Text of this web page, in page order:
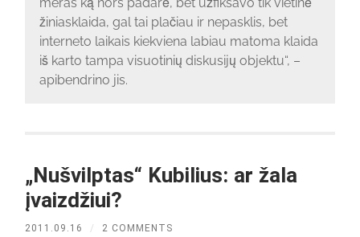
žiniasklaida, gal tai plačiau ir nepasklis, bet
interneto laikais kiekviena labiau matoma klaida
iš karto tampa visuotinių diskusijų objektu“, –
apibendrino jis.
„Nušvilptas“ Kubilius: ar žala
įvaizdžiui?
2011.09.16 / 2 COMMENTS